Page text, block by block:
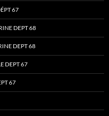
67
DEPT 68
DEPT 68
DEPT 67
67